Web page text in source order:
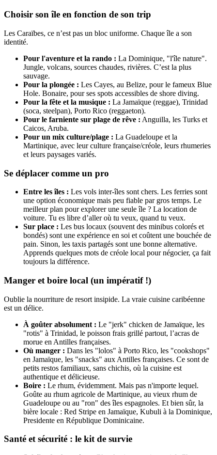
Choisir son île en fonction de son trip
Les Caraïbes, ce n’est pas un bloc uniforme. Chaque île a son
identité.
Pour l'aventure et la rando : La Dominique, "l'île nature".
Jungle, volcans, sources chaudes, rivières. C’est la plus
sauvage.
Pour la plongée : Les Cayes, au Belize, pour le fameux Blue
Hole. Bonaire, pour ses spots accessibles de shore diving.
Pour la fête et la musique : La Jamaïque (reggae), Trinidad
(soca, steelpan), Porto Rico (reggaeton).
Pour le farniente sur plage de rêve : Anguilla, les Turks et
Caicos, Aruba.
Pour un mix culture/plage : La Guadeloupe et la
Martinique, avec leur culture française/créole, leurs rhumeries
et leurs paysages variés.
Se déplacer comme un pro
Entre les îles : Les vols inter-îles sont chers. Les ferries sont
une option économique mais peu fiable par gros temps. Le
meilleur plan pour explorer une seule île ? La location de
voiture. Tu es libre d’aller où tu veux, quand tu veux.
Sur place : Les bus locaux (souvent des minibus colorés et
bondés) sont une expérience en soi et coûtent une bouchée de
pain. Sinon, les taxis partagés sont une bonne alternative.
Apprends quelques mots de créole local pour négocier, ça fait
toujours la différence.
Manger et boire local (un impératif !)
Oublie la nourriture de resort insipide. La vraie cuisine caribéenne
est un délice.
À goûter absolument : Le "jerk" chicken de Jamaïque, les
"rotis" à Trinidad, le poisson frais grillé partout, l’acras de
morue en Antilles françaises.
Où manger : Dans les "lolos" à Porto Rico, les "cookshops"
en Jamaïque, les "snacks" aux Antilles françaises. Ce sont de
petits restos familiaux, sans chichis, où la cuisine est
authentique et délicieuse.
Boire : Le rhum, évidemment. Mais pas n'importe lequel.
Goûte au rhum agricole de Martinique, au vieux rhum de
Guadeloupe ou au "ron" des îles espagnoles. Et bien sûr, la
bière locale : Red Stripe en Jamaïque, Kubuli à la Dominique,
Presidente en République Dominicaine.
Santé et sécurité : le kit de survie